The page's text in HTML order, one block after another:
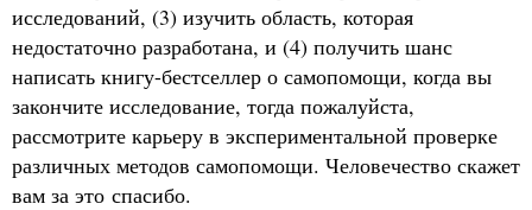
исследований, (3) изучить область, которая
недостаточно разработана, и (4) получить шанс
написать книгу-бестселлер о самопомощи, когда вы
закончите исследование, тогда пожалуйста,
рассмотрите карьеру в экспериментальной проверке
различных методов самопомощи. Человечество скажет
вам за это спасибо.